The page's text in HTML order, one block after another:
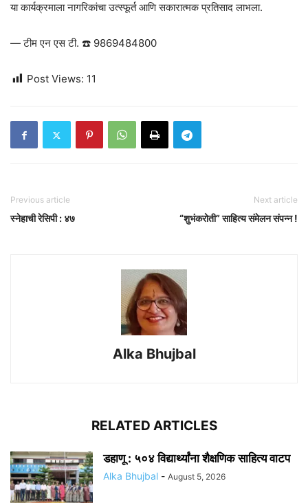
या कार्यक्रमाला नागरिकांचा उत्स्फूर्त आणि सकारात्मक प्रतिसाद लाभला.
— टीम एन एस टी. ☎️ 9869484800
Post Views: 11
Previous article
स्नेहाची रेसिपी : ४७
Next article
“शुभंकरोती” साहित्य संमेलन संपन्न !
Alka Bhujbal
RELATED ARTICLES
डहाणू : ५०४ विद्यार्थ्यांना शैक्षणिक साहित्य वाटप
Alka Bhujbal - August 5, 2026